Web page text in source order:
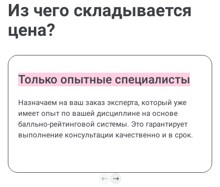
Из чего складывается
цена?
Только опытные специалисты
Назначаем на ваш заказ эксперта, который уже
имеет опыт по вашей дисциплине на основе
балльно-рейтинговой системы. Это гарантирует
выполнение консультации качественно и в срок.